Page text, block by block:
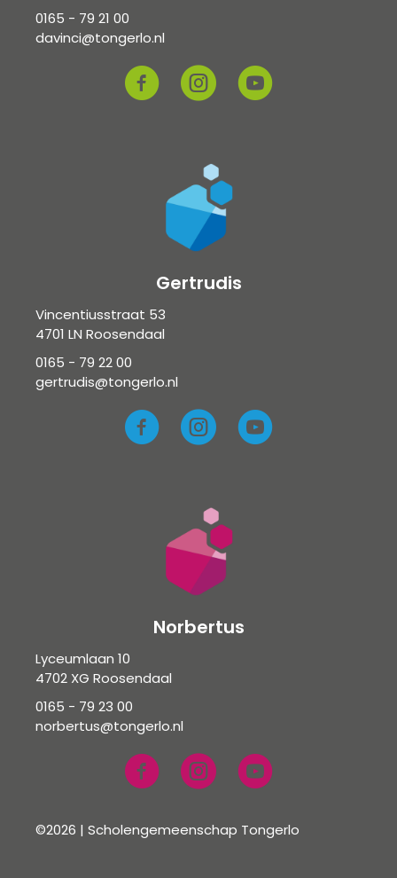
0165 - 79 21 00
davinci@tongerlo.nl
Gertrudis
Vincentiusstraat 53
4701 LN Roosendaal
0165 - 79 22 00
gertrudis@tongerlo.nl
Norbertus
Lyceumlaan 10
4702 XG Roosendaal
0165 - 79 23 00
norbertus@tongerlo.nl
©2026 | Scholengemeenschap Tongerlo